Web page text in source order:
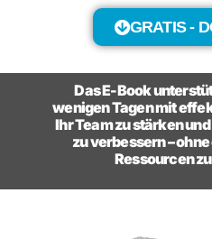
GRATIS -
Das E-Book
wenigen Tagen mit
Ihr Team zu stärken
zu verbessern –
Ressourcen